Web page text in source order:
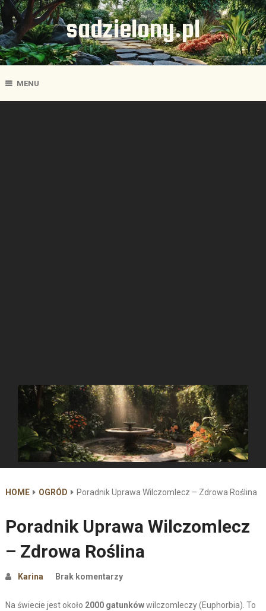
sadzielony.pl
MENU
HOME OGRÓD Poradnik Uprawa Wilczomlecz – Zdrowa Roślina
Poradnik Uprawa Wilczomlecz
– Zdrowa Roślina
Karina Brak komentarzy
Na świecie jest około 2000 gatunkówwilczomleczy (Euphorbia). To